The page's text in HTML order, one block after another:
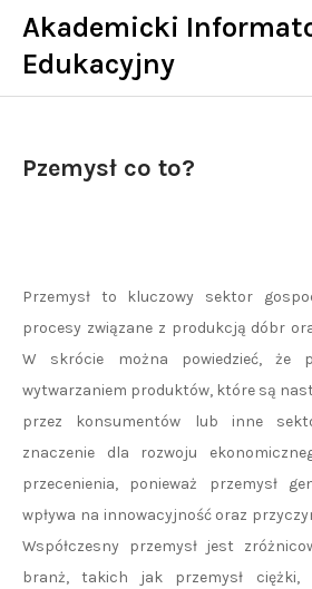
Skip
content
Akademicki
Edukacyjny
Pzemysł co to?
Przemysł to kluczowy sektor
procesy związane z produkcją dóbr
W skrócie można powiedzieć, że
wytwarzaniem produktów, które są
przez konsumentów lub inne
znaczenie dla rozwoju
przecenienia, ponieważ przemysł
wpływa na innowacyjność oraz
Współczesny przemysł jest
branż, takich jak przemysł ciężki,